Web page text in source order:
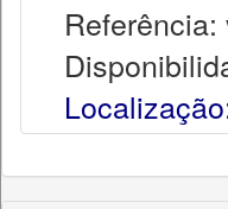
Referência: